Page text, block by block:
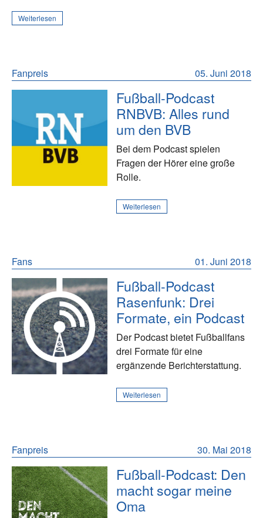
Weiterlesen
05. Juni 2018
Fanpreis
Fußball-Podcast
RNBVB: Alles rund
um den BVB
Bei dem Podcast spielen
Fragen der Hörer eine große
Rolle.
Weiterlesen
01. Juni 2018
Fans
Fußball-Podcast
Rasenfunk: Drei
Formate, ein Podcast
Der Podcast bietet Fußballfans
drei Formate für eine
ergänzende Berichterstattung.
Weiterlesen
30. Mai 2018
Fanpreis
Fußball-Podcast: Den
macht sogar meine
Oma